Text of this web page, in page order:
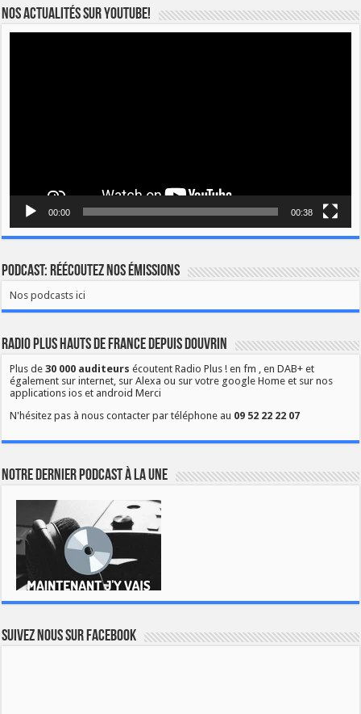
Nos actualités sur YOUTUBE!
00:00 00:38
Podcast: Réécoutez nos émissions
Nos podcasts ici
Radio Plus Hauts de France depuis Douvrin
Plus de30 000 auditeurs écoutent Radio Plus ! en fm , en DAB+ et
également sur internet, sur Alexa ou sur votre google Home et sur nos
applications ios et android Merci
N'hésitez pas à nous contacter par téléphone au 09 52 22 22 07
Notre dernier podcast à la une
Suivez nous sur Facebook